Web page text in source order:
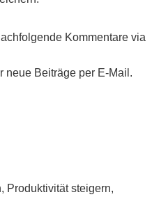
Kommentare via
neue Beiträge per E-Mail.
Produktivität steigern,